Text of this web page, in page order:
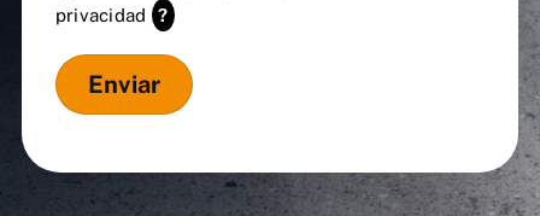
privacidad
?